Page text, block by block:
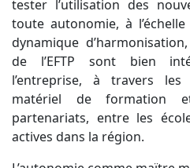
tester l’utilisation des
toute autonomie, à
dynamique
de l’EFTP sont bien
l’entreprise, à travers les
matériel de formation
partenariats, entre les
actives dans la région.